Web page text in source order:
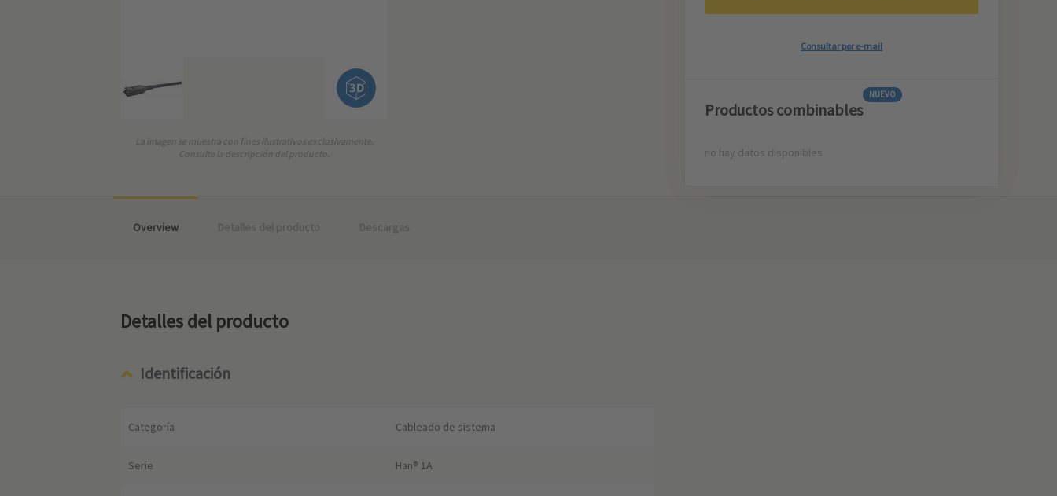
La imagen se muestra con fines ilustrativos exclusivamente.
Consulte la descripción del producto.
Consultar por e-mail
Productos combinables
NUEVO
no hay datos disponibles
Overview
Detalles del producto
Identificación
Categoría Cableado de sistema
Serie Han® 1A